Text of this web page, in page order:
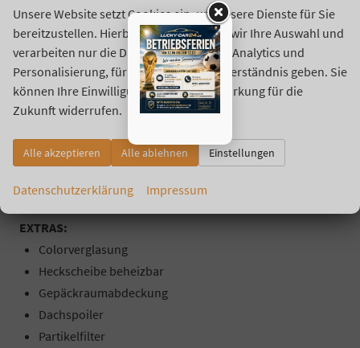
Regensensor
Berganfahrassistent
Elektrische Wegfahrsperre
Fahrprofilauswahl (Drive Mode Select)
Fahrer-/Beifahrer Airbag
Seiten-Airbags
Kopf-Airbags
Umfeldbeobachtungssystem (Front Assist)
EXTRAS:
Colorverglasung
Heckscheibe beheizbar
Gepäckraumabdeckung
Dachspoiler
Partikelfilter
Unsere Website setzt Cookies ein, um unsere Dienste für Sie
bereitzustellen. Hierbei berücksichtigen wir Ihre Auswahl und
verarbeiten nur die Daten für Marketing, Analytics und
Personalisierung, für die Sie uns Ihr Einverständnis geben. Sie
können Ihre Einwilligung jederzeit mit Wirkung für die
Zukunft widerrufen.
Alle akzeptieren Alle ablehnen Einstellungen
Datenschutzerklärung Impressum